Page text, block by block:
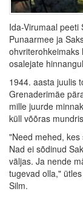
Ida-Virumaal peeti
Punaarmee ja
ohvriterohkeimaks
osalejate
1944. aasta juulis
Grenaderimäe
mille juurde
küll võõras
"Need mehed,
Nad ei sõdinud
väljas. Ja nende
tugevad olla,"
Silm.